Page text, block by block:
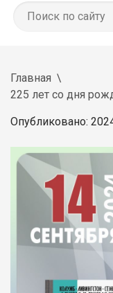
Главная
225 лет со дня
Опубликовано: